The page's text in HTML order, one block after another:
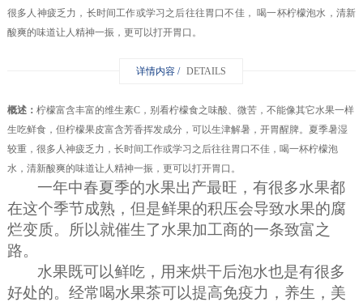
很多人神疲乏力，长时间工作或学习之后往往胃口不佳， 喝一杯柠檬泡水，清新
酸爽的味道让人精神一振，更可以打开胃口。
详情内容 / DETAILS
概述： 柠檬富含丰富的维生素C，别看柠檬食之味酸、微苦，不能像其它水果一样
生吃鲜食，但柠檬果皮富含芳香挥发成分，可以生津解暑，开胃醒脾。夏季暑湿
较重，很多人神疲乏力，长时间工作或学习之后往往胃口不佳，喝一杯柠檬泡
水，清新酸爽的味道让人精神一振，更可以打开胃口。
一年中春夏季的水果出产最旺，有很多水果都
在这个季节成熟，但是鲜果的积压会导致水果的腐
烂变质。所以就催生了水果加工商的一条致富之
路。
水果既可以鲜吃，用来烘干后泡水也是有很多
好处的。 经常喝水果茶可以提高免疫力，养生，美